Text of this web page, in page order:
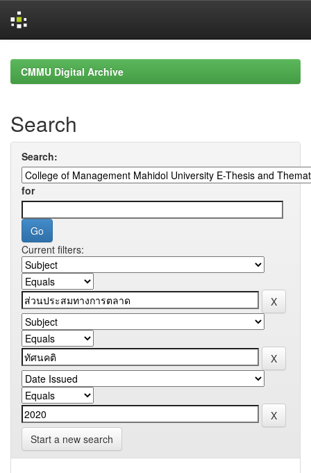
navigationCMMU Digital Archive
Search
Search:
for
Current filters:
Start a new search